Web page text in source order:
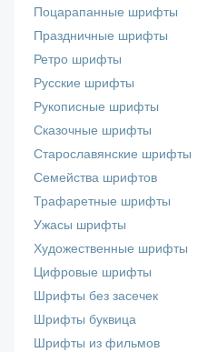
Поцарапанные шрифты
Праздничные шрифты
Ретро шрифты
Русские шрифты
Рукописные шрифты
Сказочные шрифты
Старославянские шрифты
Семейства шрифтов
Трафаретные шрифты
Ужасы шрифты
Художественные шрифты
Цифровые шрифты
Шрифты без засечек
Шрифты буквица
Шрифты из фильмов